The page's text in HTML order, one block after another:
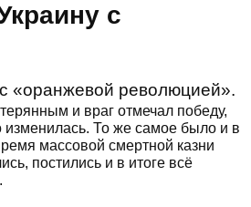
с
«оранжевой революцией».
и враг отмечал победу,
изменилась. То же самое было и в
массовой смертной казни
постились и в итоге всё